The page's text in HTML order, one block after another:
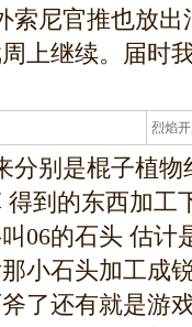
索尼官推也放
上继续。届时
烈焰
龙
分别是棍子植
到的东西加工
06的石头 估计
小石头加工成
了还有就是游